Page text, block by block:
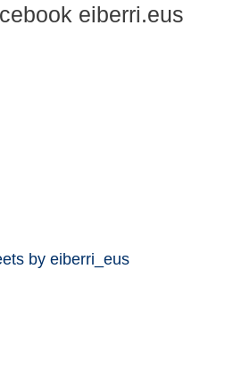
eiberri.eus
by eiberri_eus